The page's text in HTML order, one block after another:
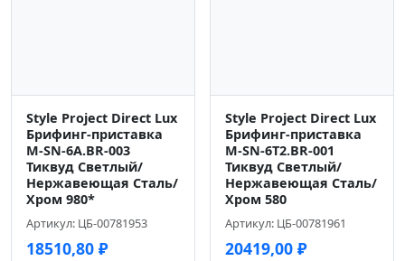
Style Project Direct Lux
Брифинг-приставка
M-SN-6A.BR-003
Тиквуд Светлый/
Нержавеющая Сталь/
Хром 980*
Артикул: ЦБ-00781953
18510,80 ₽
Style Project Direct Lux
Брифинг-приставка
M-SN-6T2.BR-001
Тиквуд Светлый/
Нержавеющая Сталь/
Хром 580
Артикул: ЦБ-00781961
20419,00 ₽